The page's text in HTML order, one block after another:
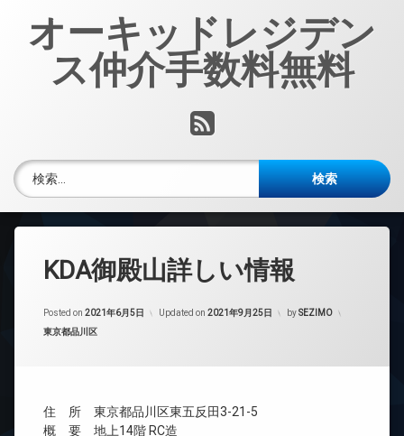
オーキッドレジデン
ス仲介手数料無料
RSS
検索:
KDA御殿山詳しい情報
Posted on 2021年6月5日 Updated on 2021年9月25日 bySEZIMO
カテゴリー:
東京都品川区
住 所 東京都品川区東五反田3-21-5
概 要 地上14階 RC造